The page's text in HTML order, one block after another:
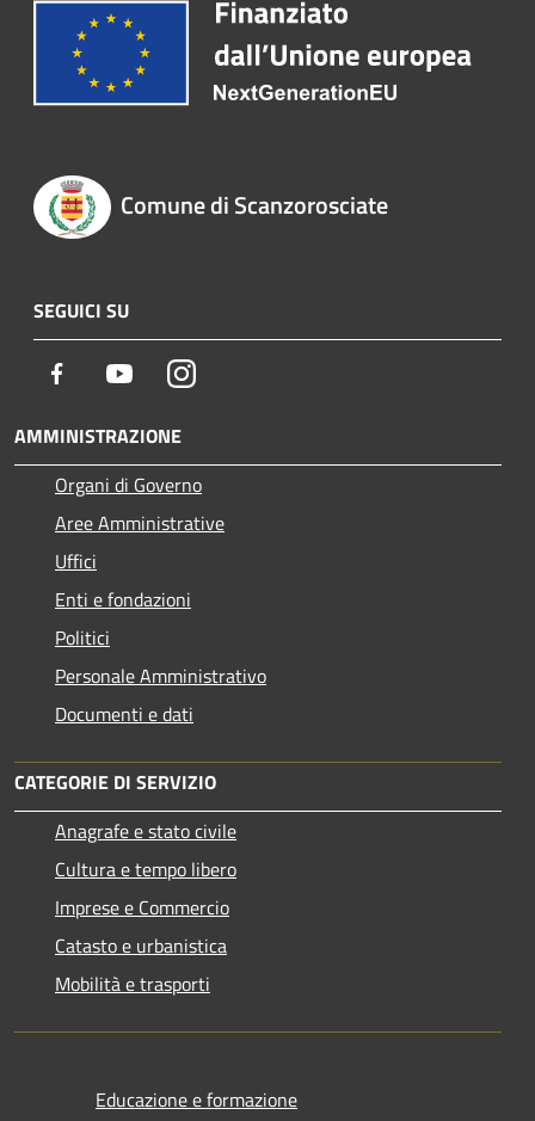
Comune di Scanzorosciate
SEGUICI SU
Facebook YoutubeInstagram
AMMINISTRAZIONE
Organi di Governo
Aree Amministrative
Uffici
Enti e fondazioni
Politici
Personale Amministrativo
Documenti e dati
CATEGORIE DI SERVIZIO
Anagrafe e stato civile
Cultura e tempo libero
Imprese e Commercio
Catasto e urbanistica
Mobilità e trasporti
Educazione e formazione